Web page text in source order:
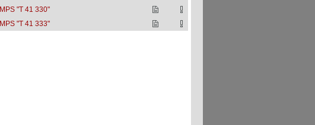
MPS "T 41 330"
MPS "T 41 333"